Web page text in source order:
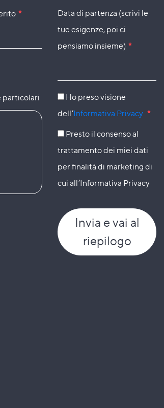
*
Data di partenza (scrivi le
tue esigenze, poi ci
pensiamo insieme) *
particolari
Ho preso visione
dell’Informativa Privacy *
Presto il consenso al
trattamento dei miei dati
per finalità di marketing di
cui all’Informativa Privacy
Invia e vai al
riepilogo